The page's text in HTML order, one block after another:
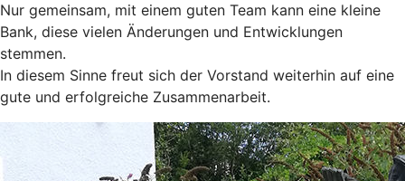
Nur gemeinsam, mit einem guten Team kann eine kleine
Bank, diese vielen Änderungen und Entwicklungen
stemmen.
In diesem Sinne freut sich der Vorstand weiterhin auf eine
gute und erfolgreiche Zusammenarbeit.